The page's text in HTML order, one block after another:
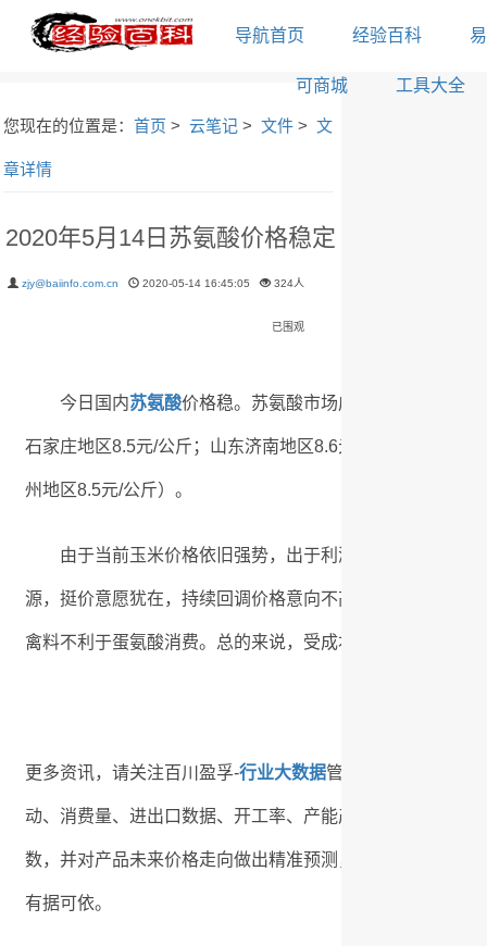
导航首页 经验百科 易
可商城 工具大全
您现在的位置是：首页 >云笔记 >文件 >文
章详情
2020年5月14日苏氨酸价格稳定
zjy@baiinfo.com.cn 2020-05-14 16:45:05 324人
已围观
今日国内苏氨酸价格稳。苏氨酸市场成交在8.40-8.80
石家庄地区8.5元/公斤；山东济南地区8.6元/公斤；山东青
州地区8.5元/公斤）。
由于当前玉米价格依旧强势，出于利润考虑，企业挺价
源，挺价意愿犹在，持续回调价格意向不高。当前蛋禽价
禽料不利于蛋氨酸消费。总的来说，受成本支撑，预计短期
更多资讯，请关注百川盈孚-行业大数据管理系统V2.0，采
动、消费量、进出口数据、开工率、产能产量、出厂价格
数，并对产品未来价格走向做出精准预测，对行业成本、
有据可依。